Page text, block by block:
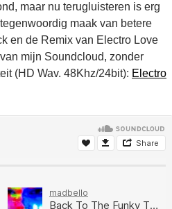
maar nu terugluisteren is erg
maak van betere
en de Remix van Electro Love
mijn Soundcloud, zonder
(HD Wav. 48Khz/24bit): Electro